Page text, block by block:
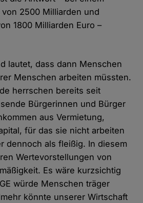
2500 Milliarden und
1800 Milliarden Euro –
lautet, dass dann Menschen
Menschen arbeiten müssten.
herrschen bereits seit
Bürgerinnen und Bürger
aus Vermietung,
für das sie nicht arbeiten
dennoch als fleißig. In diesem
Wertevorstellungen von
Es wäre kurzsichtig
würde Menschen träger
könnte unserer Wirtschaft